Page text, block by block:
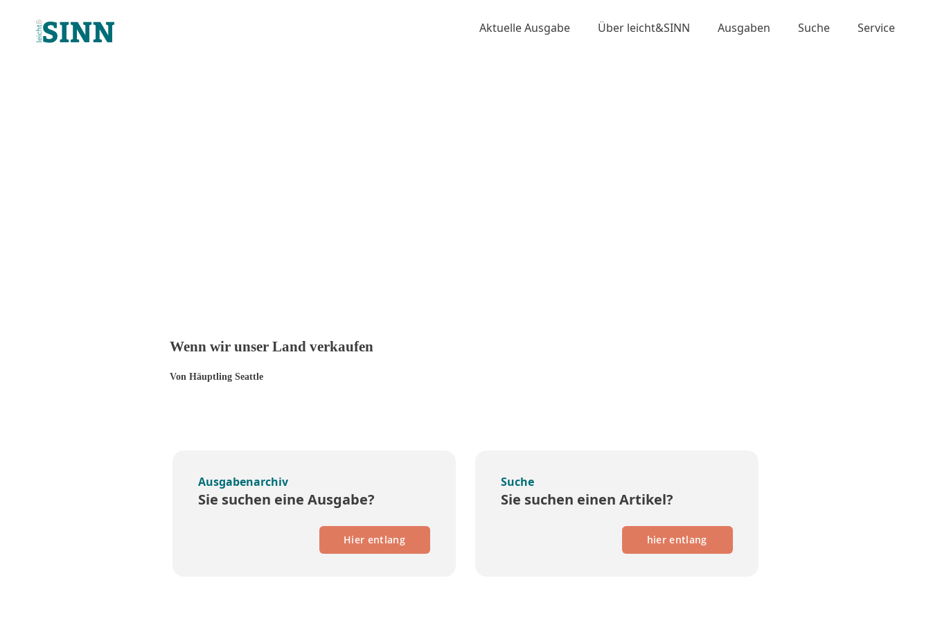
Aktuelle Ausgabe Über leicht&SINN Ausgaben Suche Service
Wenn wir unser Land verkaufen
Von Häuptling Seattle
Ausgabenarchiv
Sie suchen eine Ausgabe?
Hier entlang
Suche
Sie suchen einen Artikel?
hier entlang